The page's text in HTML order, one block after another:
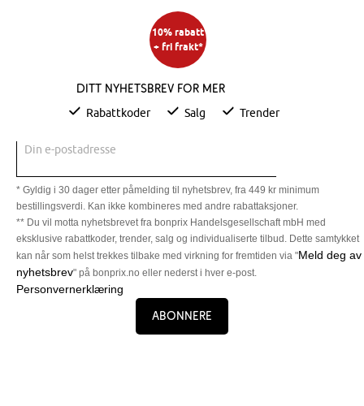
10% rabatt
+ fri frakt*
Ditt nyhetsbrev for mer
Rabattkoder Salg Trender
Din e-postadresse
* Gyldig i 30 dager etter påmelding til nyhetsbrev, fra 449 kr minimum
bestillingsverdi. Kan ikke kombineres med andre rabattaksjoner.
** Du vil motta nyhetsbrevet fra bonprix Handelsgesellschaft mbH med
eksklusive rabattkoder, trender, salg og individualiserte tilbud. Dette samtykket
kan når som helst trekkes tilbake med virkning for fremtiden via "Meld deg av
nyhetsbrev" på bonprix.no eller nederst i hver e-post.
Personvernerklæring
Abonnere